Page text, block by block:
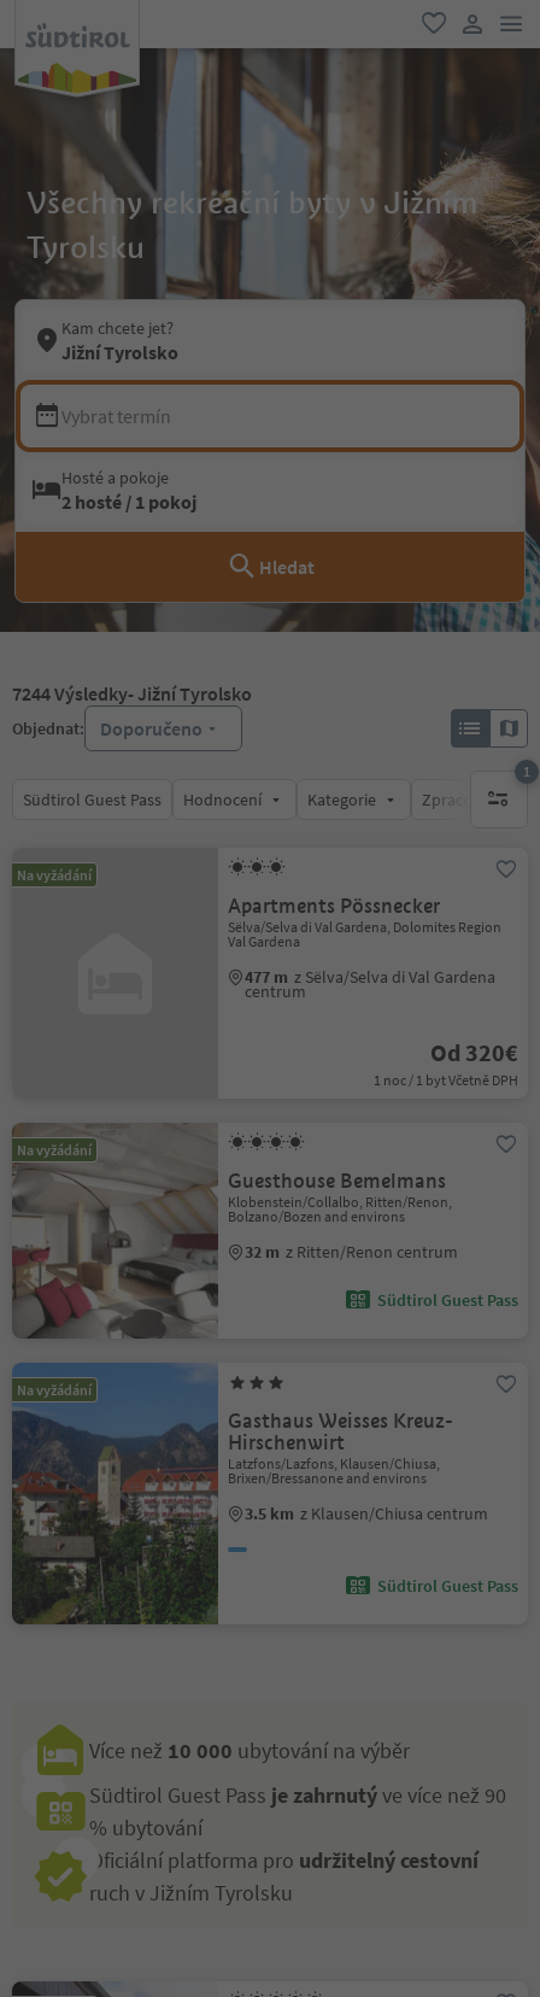
oblíbené
Všechny rekreační byty v Jižním
Tyrolsku
Kam chcete jet?
Jižní Tyrolsko
Vybrat termín
Hosté a pokoje
2 hosté / 1 pokoj
Hledat
7244Výsledky- Jižní Tyrolsko
Objednat: Doporučeno
Südtirol Guest Pass Hodnocení Kategorie Zpracovává
1
1
Na vyžádání
Apartments Pössnecker
Sëlva/Selva di Val Gardena, Dolomites Region
Val Gardena
477 m z Sëlva/Selva di Val Gardena
centrum
Od 320€
1 noc / 1 byt Včetně DPH
Na vyžádání
Guesthouse Bemelmans
Klobenstein/Collalbo, Ritten/Renon,
Bolzano/Bozen and environs
32 m z Ritten/Renon centrum
Südtirol Guest Pass
Na vyžádání
Gasthaus Weisses Kreuz-
Hirschenwirt
Latzfons/Lazfons, Klausen/Chiusa,
Brixen/Bressanone and environs
3.5 km z Klausen/Chiusa centrum
Südtirol Guest Pass
Více než 10 000 ubytování na výběr
Südtirol Guest Pass je zahrnutýve více než 90
% ubytování
Oficiální platforma pro udržitelný cestovní
ruch v Jižním Tyrolsku